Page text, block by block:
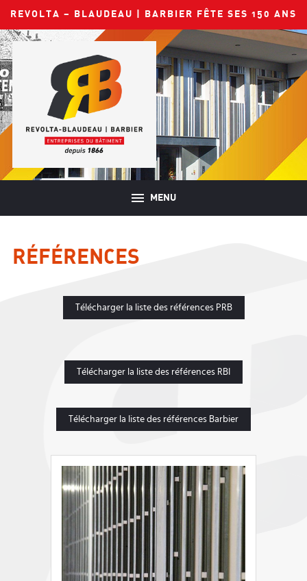
REVOLTA – BLAUDEAU | BARBIER FÊTE SES 150 ANS
MENU
RÉFÉRENCES
Télécharger la liste des références PRB
Télécharger la liste des références RBI
Télécharger la liste des références Barbier